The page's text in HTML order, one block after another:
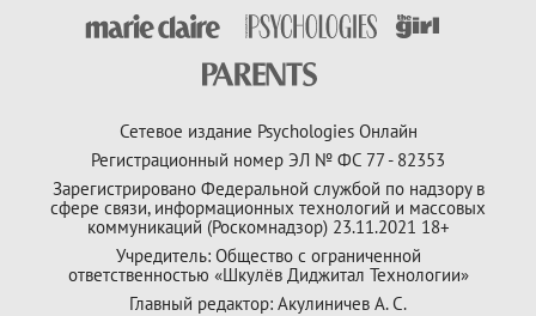
Сетевое издание Psychologies Онлайн
Регистрационный номер ЭЛ № ФС 77 - 82353
Зарегистрировано Федеральной службой по надзору в
сфере связи, информационных технологий и массовых
коммуникаций (Роскомнадзор) 23.11.2021 18+
Учредитель: Общество с ограниченной
ответственностью «Шкулёв Диджитал Технологии»
Главный редактор: Акулиничев А. С.